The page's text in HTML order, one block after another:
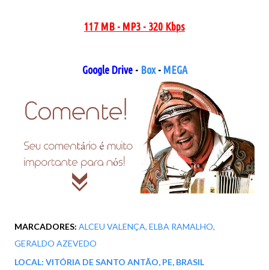
117 MB - MP3 - 320 Kbps
Google Drive- Box - MEGA
MARCADORES: ALCEU VALENÇA ELBA RAMALHO
GERALDO AZEVEDO
LOCAL: VITÓRIA DE SANTO ANTÃO, PE, BRASIL